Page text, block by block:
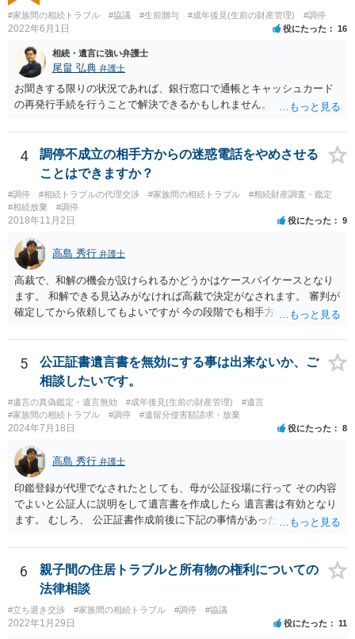
望に関する申出書」と共に提出することも考えられます。 ご質問：書
いた方が良い事と書かない方が良い事 回答： お姉さんが申立書の「申
立ての趣旨」のところに書いている遺産の分け方に対して意見があれ
ば、まずそれを書くとよいです。 次に「申立ての理由」のところに、
なぜ調停を申し立てたのか(例えば、あかささんと話合いが出来ない／
決裂した、など)や亡くなった方・あかささん・お姉さん間の事情やい
きさつなどが書かれていると思うので、あかささんから見てそれは違
分けるかを決めるについてあかささんが重要だと考える事情があれば
(例えば、○○のときにお姉さんは亡くなった方からお金を援助してもら
産分割に関係ない(と思われる)いきさつを沢山盛り込むことだと考えま
す(あくまで遺産分割に関係することに留める方が、裁判所や調停委員
#家族間の相続トラブル #協議 #生前贈与 #成年後見(生前の財産管理) #調停
2022年6月1日 役にたった 16
相続・遺言に強い弁護士
尾畠 弘典 弁護士
お聞きする限りの状況であれば、銀行窓口で通帳とキャッシュカード
の再発行手続を行うことで解決できるかもしれません。
4
調停不成立の相手方からの迷惑電話をやめさせる
ことはできますか？
#調停 #相続トラブルの代理交渉 #家族間の相続トラブル
#相続財産調査・鑑定
#相続放棄
#調停
2018年11月2日 役にたった 9
高島 秀行 弁護士
高裁で、和解の機会が設けられるかどうかはケースバイケースとなり
ます。 和解できる見込みがなければ高裁で決定がなされます。 審判が
確定してから依頼してもよいですが 今の段階でも相手方の連絡が迷惑
5
公正証書遺言書を無効にする事は出来ないか、ご
相談したいです。
#遺言の真偽鑑定・遺言無効 #成年後見(生前の財産管理)
#遺言
#家族間の相続トラブル
#調停 #遺留分侵害額請求・放棄
2024年7月18日 役にたった 8
高島 秀行 弁護士
印鑑登録が代理でなされたとしても、母が公証役場に行って その内容
でよいと公証人に説明をして遺言書を作成したら 遺言書は有効となり
ます。 むしろ、 公正証書作成前後に下記の事情があったことが証明で
月に携帯が新しくなった母からの第一声は「ここにいたら殺される」
「面会に来てくれ」で、長男に聞くと「面会は出来ない。俺は携帯電
話の使い方を教える為に会っている」「母の話は聞かなくて良い」と
電話が切れました。その後の電話でも「食事に毒が入っている」「体
にチップが埋められている」等、おかしかったです。 当時の診療記
録、介護認定の資料、介護記録を取得して 弁護士に面談で相談された
6
親子間の住居トラブルと所有物の権利についての
法律相談
#立ち退き交渉 #家族間の相続トラブル #調停 #協議
2022年1月29日 役にたった 11